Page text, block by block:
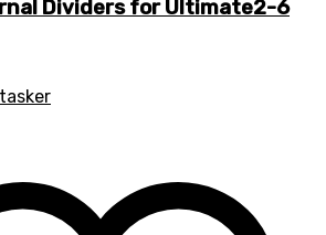
Dividers for Ultimate2-6